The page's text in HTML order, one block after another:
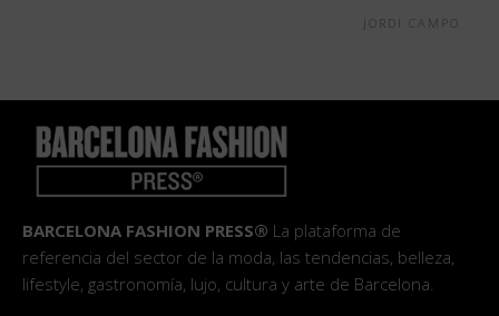
JORDI CAMPO
BARCELONA FASHION PRESS® La plataforma de
referencia del sector de la moda, las tendencias, belleza,
lifestyle, gastronomía, lujo, cultura y arte de Barcelona.